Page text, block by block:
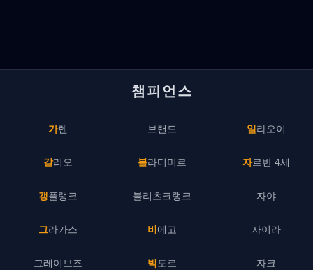
챔피언스
가렌
갈리오
갱플랭크
그라가스
그레이브즈
브랜드
블라디미르
블리츠크랭크
비에고
빅토르
일라오이
자르반 4세
자야
자이라
자크